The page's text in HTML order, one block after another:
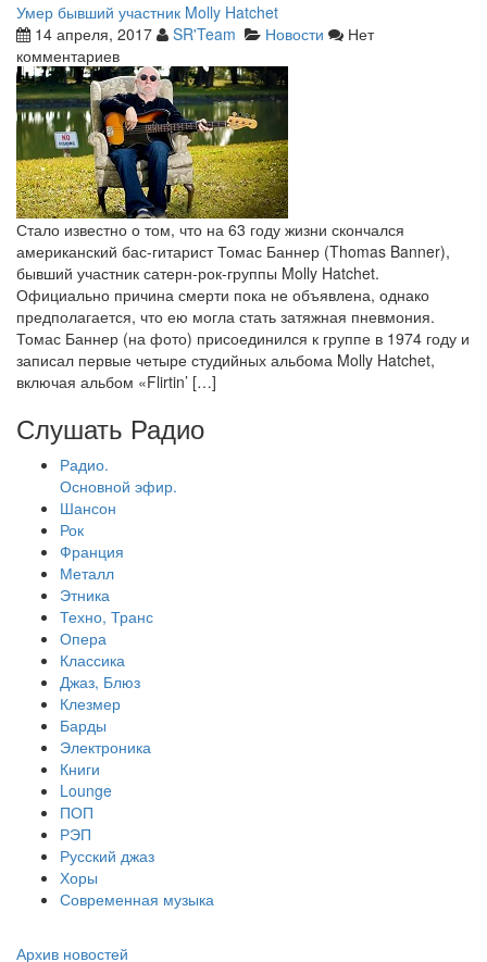
Умер бывший участник Molly Hatchet
14 апреля, 2017
SR'Team Новости
Нет
комментариев
Стало известно о том, что на 63 году жизни скончался
американский бас-гитарист Томас Баннер (Thomas Banner),
бывший участник сатерн-рок-группы Molly Hatchet.
Официально причина смерти пока не объявлена, однако
предполагается, что ею могла стать затяжная пневмония.
Томас Баннер (на фото) присоединился к группе в 1974 году и
записал первые четыре студийных альбома Molly Hatchet,
включая альбом «Flirtin’ […]
Слушать Радио
Радио.
Основной эфир.
Шансон
Рок
Франция
Металл
Этника
Техно, Транс
Опера
Классика
Джаз, Блюз
Клезмер
Барды
Электроника
Книги
Lounge
ПОП
РЭП
Русский джаз
Хоры
Современная музыка
Архив новостей